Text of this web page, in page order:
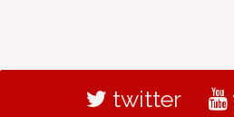
twitter